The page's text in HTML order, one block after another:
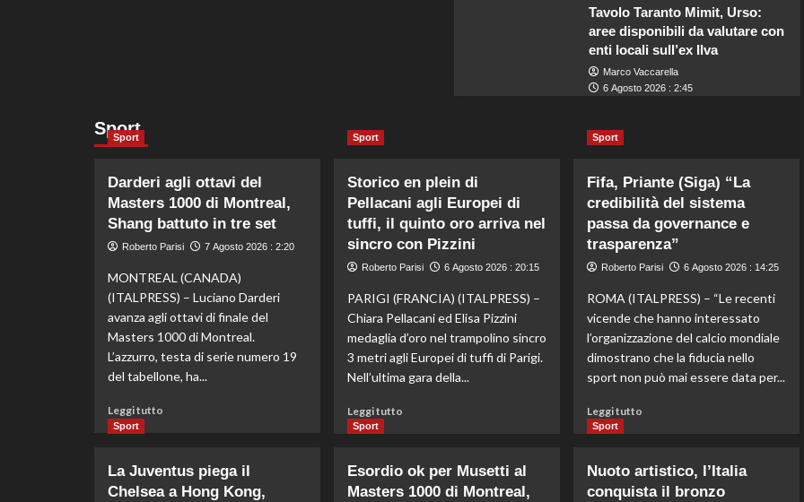
Tavolo Taranto Mimit, Urso:
aree disponibili da valutare con
enti locali sull’ex Ilva
Marco Vaccarella
6 Agosto 2026 : 2:45
Sport
Sport
Darderi agli ottavi del
Masters 1000 di Montreal,
Shang battuto in tre set
Roberto Parisi 7 Agosto 2026 : 2:20
MONTREAL (CANADA)
(ITALPRESS) – Luciano Darderi
avanza agli ottavi di finale del
Masters 1000 di Montreal.
L’azzurro, testa di serie numero 19
del tabellone, ha...
Leggi tuttoLeggi
Darderi
agli
Sport
Storico en plein di
Pellacani agli Europei di
tuffi, il quinto oro arriva nel
sincro con Pizzini
Roberto Parisi 6 Agosto 2026 : 20:15
PARIGI (FRANCIA) (ITALPRESS) –
Chiara Pellacani ed Elisa Pizzini
medaglia d’oro nel trampolino sincro
3 metri agli Europei di tuffi di Parigi.
Nell’ultima gara della...
Leggi tuttoLeggi
Storico
en
Sport
Fifa, Priante (Siga) “La
credibilità del sistema
passa da governance e
trasparenza”
Roberto Parisi 6 Agosto 2026 : 14:25
ROMA (ITALPRESS) – “Le recenti
vicende che hanno interessato
l’organizzazione del calcio mondiale
dimostrano che la fiducia nello
sport non può mai essere data per...
Leggi tutto
Fifa,
Priante
Sport
La Juventus piega il
Chelsea a Hong Kong,
Sport
Esordio ok per Musetti al
Masters 1000 di Montreal,
Sport
Nuoto artistico, l’Italia
conquista il bronzo